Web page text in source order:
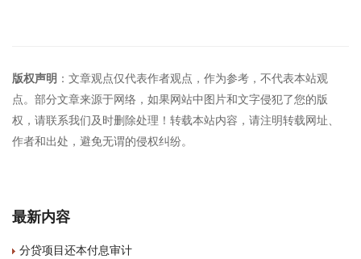
版权声明 ：文章观点仅代表作者观点，作为参考，不代表本站观
点。部分文章来源于网络，如果网站中图片和文字侵犯了您的版
权，请联系我们及时删除处理！转载本站内容，请注明转载网址、
作者和出处，避免无谓的侵权纠纷。
最新内容
分贷项目还本付息审计